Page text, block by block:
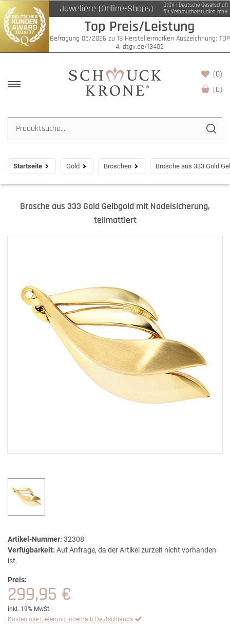
Juweliere (Online-Shops)
DtGV | Deutsche Gesellschaft
für Verbraucherstudien mbH
Top Preis/Leistung
Befragung 05/2026 zu 18 Herstellermarken Auszeichnung: TOP
4, dtgv.de/13402
(0)
(0)
Startseite Gold Broschen Brosche aus 333 Gold
Brosche aus 333 Gold Gelbgold mit Nadelsicherung,
teilmattiert
Artikel-Nummer: 32308
Verfügbarkeit: Auf Anfrage, da der Artikel zurzeit nicht vorhanden
ist.
Preis:
299,95 €
inkl. 19% MwSt.
Kostenlose Lieferung innerhalb Deutschlands